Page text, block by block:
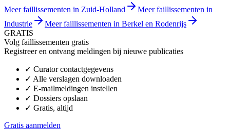
Meer faillissementen in Zuid-Holland
Meer faillissementen in
Industrie
Meer faillissementen in Berkel en Rodenrijs
GRATIS
Volg faillissementen gratis
Registreer en ontvang meldingen bij nieuwe publicaties
✓ Curator contactgegevens
✓ Alle verslagen downloaden
✓ E-mailmeldingen instellen
✓ Dossiers opslaan
✓ Gratis, altijd
Gratis aanmelden